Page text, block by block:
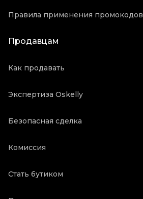
Правила применения промокодов
Продавцам
Как продавать
Экспертиза Oskelly
Безопасная сделка
Комиссия
Стать бутиком